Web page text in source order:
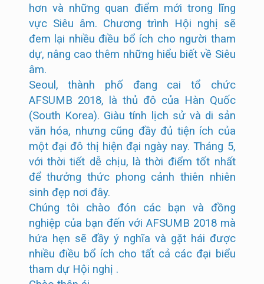
hơn và những quan điểm mới trong lĩng
vực Siêu âm. Chương trình Hội nghị sẽ
đem lại nhiều điều bổ ích cho người tham
dự, nâng cao thêm những hiểu biết về Siêu
âm.
Seoul, thành phố đang cai tổ chức
AFSUMB 2018, là thủ đô của Hàn Quốc
(South Korea). Giàu tính lịch sử và di sản
văn hóa, nhưng cũng đầy đủ tiện ích của
một đại đô thị hiện đại ngày nay. Tháng 5,
với thời tiết dễ chịu, là thời điểm tốt nhất
để thưởng thức phong cảnh thiên nhiên
sinh đẹp nơi đây.
Chúng tôi chào đón các bạn và đồng
nghiệp của bạn đến với AFSUMB 2018 mà
hứa hẹn sẽ đầy ý nghĩa và gặt hái được
nhiều điều bổ ích cho tất cả các đại biểu
tham dự Hội nghị .